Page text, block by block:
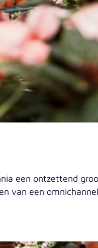
een ontzettend
van een